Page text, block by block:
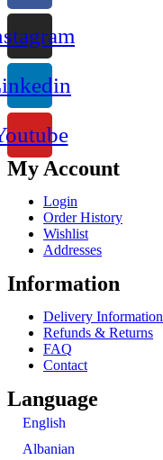
My Account
Login
Order History
Wishlist
Addresses
Information
Delivery Information
Refunds & Returns
FAQ
Contact
Language
English
Albanian